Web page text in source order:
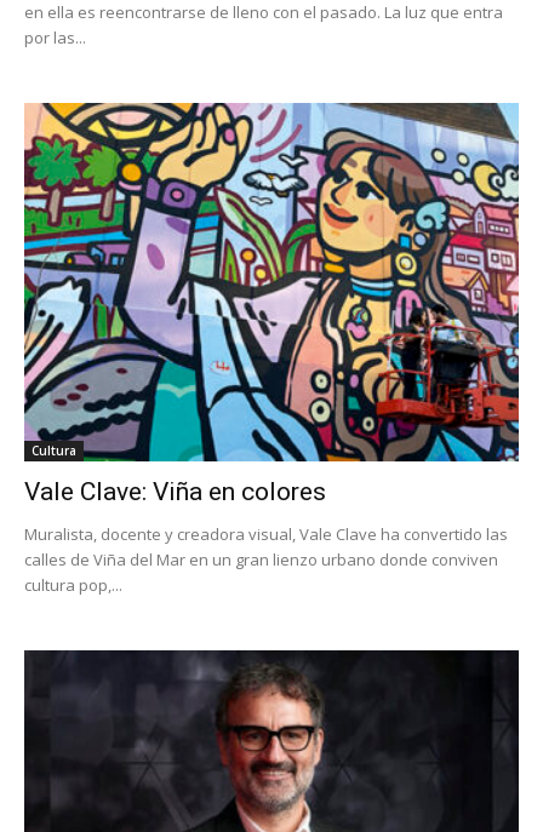
en ella es reencontrarse de lleno con el pasado. La luz que entra
por las...
Cultura
Vale Clave: Viña en colores
Muralista, docente y creadora visual, Vale Clave ha convertido las
calles de Viña del Mar en un gran lienzo urbano donde conviven
cultura pop,...